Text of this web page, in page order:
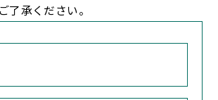
了承ください。